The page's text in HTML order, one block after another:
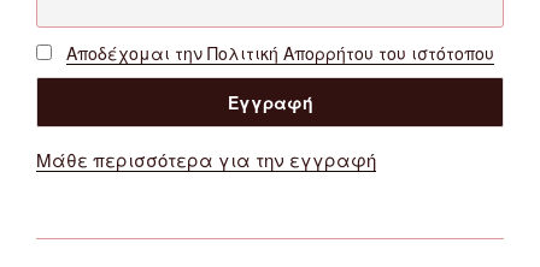
Αποδέχομαι την Πολιτική Απορρήτου του ιστότοπου
Μάθε περισσότερα για την εγγραφή